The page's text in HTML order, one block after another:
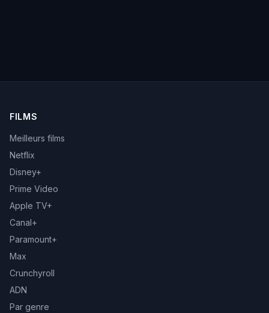
FILMS
Meilleurs films
Netflix
Disney+
Prime Video
Apple TV+
Canal+
Paramount+
Max
Crunchyroll
ADN
Par genre